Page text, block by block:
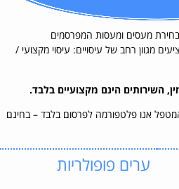
מעסים ומעסות המפרסמים
מגוון רחב של עיסויים: עיסוי מקצועי /
השירותים הינם מקצועיים בלבד.
אנו פלטפורמה לפרסום בלבד – בחינם
ערים פופולריות